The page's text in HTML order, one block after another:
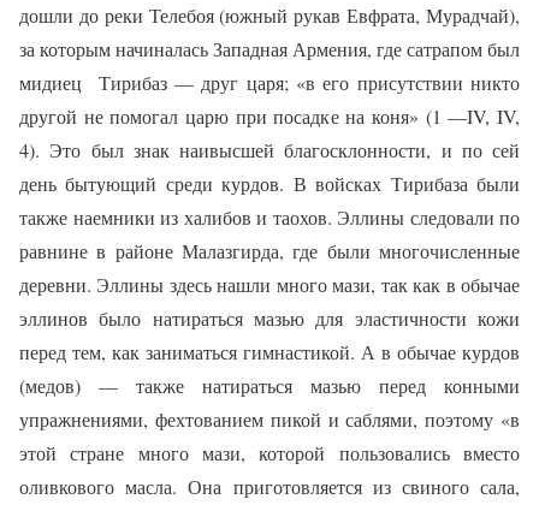
дошли до реки Телебоя (южный рукав Евфрата, Мурадчай),
за которым начиналась Западная Армения, где сатрапом был
мидиец Тирибаз — друг царя; «в его присутствии никто
другой не помогал царю при посадке на коня» (1 —IV, IV,
4). Это был знак наивысшей благосклонности, и по сей
день бытующий среди курдов. В войсках Тирибаза были
также наемники из халибов и таохов. Эллины следовали по
равнине в районе Малазгирда, где были многочисленные
деревни. Эллины здесь нашли много мази, так как в обычае
эллинов было натираться мазью для эластичности кожи
перед тем, как заниматься гимнастикой. А в обычае курдов
(медов) — также натираться мазью перед конными
упражнениями, фехтованием пикой и саблями, поэтому «в
этой стране много мази, которой пользовались вместо
оливкового масла. Она приготовляется из свиного сала,